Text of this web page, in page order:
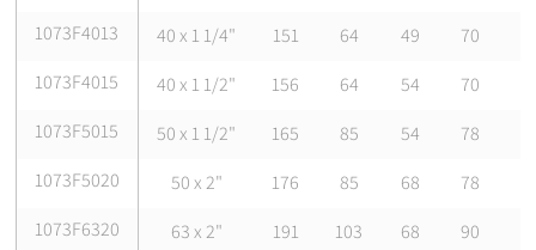
1073F4013
40 x 1 1/4" 151 64 49 70
1073F4015
40 x 1 1/2" 156 64 54 70
1073F5015
50 x 1 1/2" 165 85 54 78
1073F5020
50 x 2" 176 85 68 78
1073F6320
63 x 2" 191 103 68 90